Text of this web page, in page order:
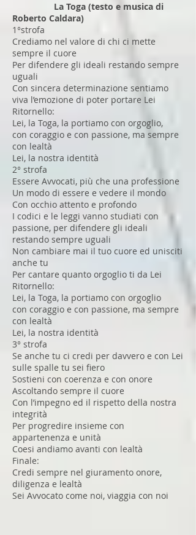
La Toga (testo e musica di
Roberto Caldara)
1°strofa
Crediamo nel valore di chi ci mette
sempre il cuore
Per difendere gli ideali restando sempre
uguali
Con sincera determinazione sentiamo
viva l’emozione di poter portare Lei
Ritornello:
Lei, la Toga, la portiamo con orgoglio,
con coraggio e con passione, ma sempre
con lealtà
Lei, la nostra identità
2° strofa
Essere Avvocati, più che una professione
Un modo di essere e vedere il mondo
Con occhio attento e profondo
I codici e le leggi vanno studiati con
passione, per difendere gli ideali
restando sempre uguali
Non cambiare mai il tuo cuore ed unisciti
anche tu
Per cantare quanto orgoglio ti da Lei
Ritornello:
Lei, la Toga, la portiamo con orgoglio
con coraggio e con passione, ma sempre
con lealtà
Lei, la nostra identità
3° strofa
Se anche tu ci credi per davvero e con Lei
sulle spalle tu sei fiero
Sostieni con coerenza e con onore
Ascoltando sempre il cuore
Con l’impegno ed il rispetto della nostra
integrità
Per progredire insieme con
appartenenza e unità
Coesi andiamo avanti con lealtà
Finale:
Credi sempre nel giuramento onore,
diligenza e lealtà
Sei Avvocato come noi, viaggia con noi